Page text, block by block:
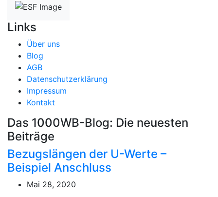
Links
Über uns
Blog
AGB
Datenschutzerklärung
Impressum
Kontakt
Das 1000WB-Blog: Die neuesten
Beiträge
Bezugslängen der U-Werte –
Beispiel Anschluss
Mai 28, 2020